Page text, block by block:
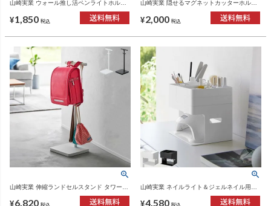
山崎実業 ウォール推し活ペンライトホルダ
ー tower 石こうボード壁対応 | インテリア雑
貨・タワーシリーズ
¥1,850 税込
山崎実業 隠せるマグネットカッターホルダ
ー タワー tower | インテリア雑貨・タワーシ
リーズ
¥2,000 税込
山崎実業 伸縮ランドセルスタンド タワー
¥6,820
山崎実業 ネイルライト＆ジェルネイル用品
タワーシリーズ
¥4,580